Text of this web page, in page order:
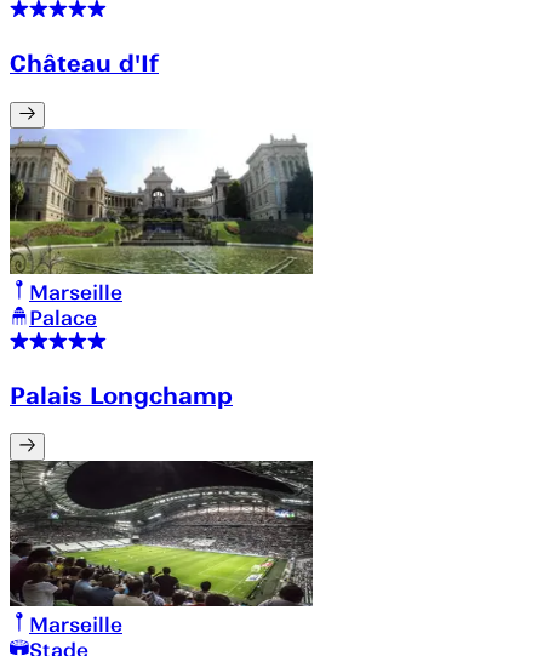
Château d'If
Marseille
Palace
Palais Longchamp
Marseille
Stade